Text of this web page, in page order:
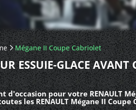
Mégane II Coupe Cabriolet
ESSUIE-GLACE AVANT
pour votre RENAULT
les RENAULT Mégane II